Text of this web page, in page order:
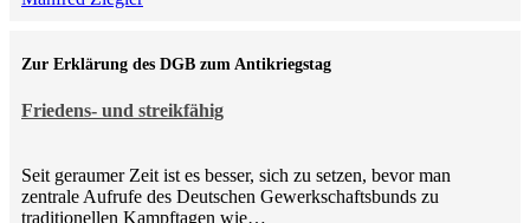
Friedens- und streikfähig
Zur Erklärung des DGB zum Antikriegstag
Seit geraumer Zeit ist es besser, sich zu setzen, bevor man
zentrale Aufrufe des Deutschen Gewerkschaftsbunds zu
traditionellen Kampftagen wie…